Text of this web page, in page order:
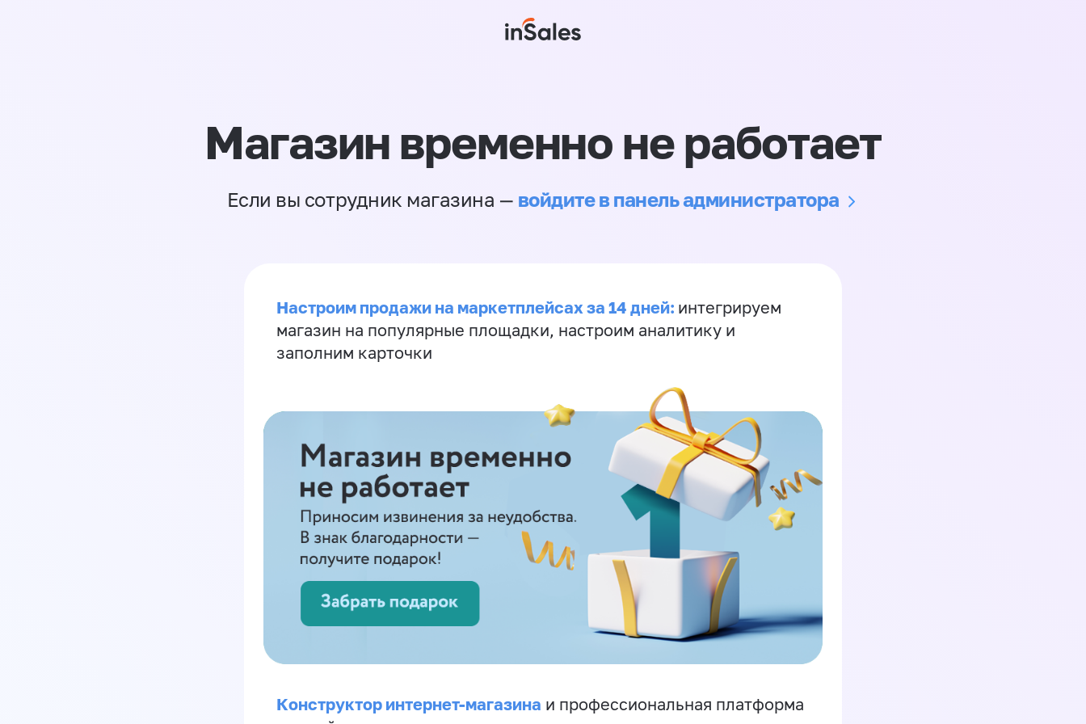
Магазин временно не работает
Если вы сотрудник магазина — войдите в панель администратора
Настроим продажи на маркетплейсах за 14 дней: интегрируем
магазин на популярные площадки, настроим аналитику и
заполним карточки
Конструктор интернет-магазина и профессиональная платформа